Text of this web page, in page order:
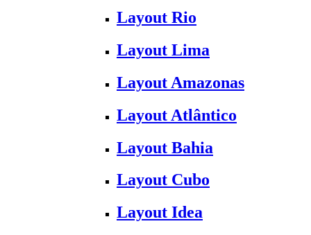
Layout Rio
Layout Lima
Layout Amazonas
Layout Atlântico
Layout Bahia
Layout Cubo
Layout Idea